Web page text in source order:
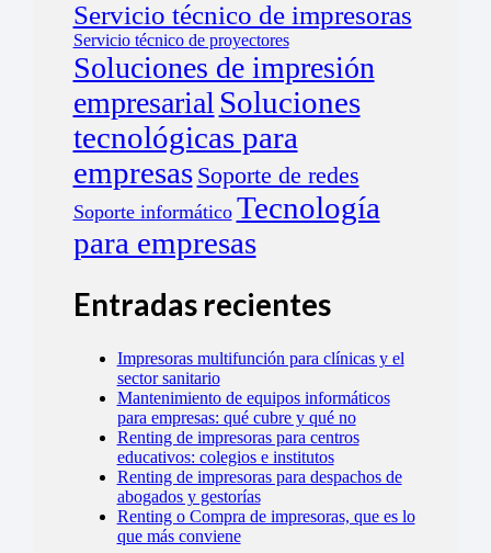
Servicio técnico de impresoras
Servicio técnico de proyectores
Soluciones de impresión
empresarial Soluciones
tecnológicas para
empresas Soporte de redes
Soporte informático Tecnología
para empresas
Entradas recientes
Impresoras multifunción para clínicas y el
sector sanitario
Mantenimiento de equipos informáticos
para empresas: qué cubre y qué no
Renting de impresoras para centros
educativos: colegios e institutos
Renting de impresoras para despachos de
abogados y gestorías
Renting o Compra de impresoras, que es lo
que más conviene